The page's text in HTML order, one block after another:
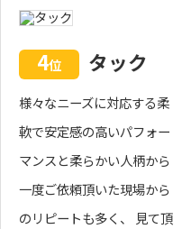
4位 タック
様々なニーズに対応する柔
軟で安定感の高いパフォー
マンスと柔らかい人柄から
一度ご依頼頂いた現場から
のリピートも多く、 見て頂